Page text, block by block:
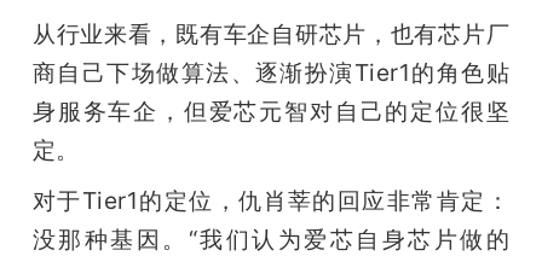
从行业来看，既有车企自研芯片，也有芯片厂
商自己下场做算法、逐渐扮演Tier1的角色贴
身服务车企，但爱芯元智对自己的定位很坚
定。
对于Tier1的定位，仇肖莘的回应非常肯定：
没那种基因。“我们认为爱芯自身芯片做的